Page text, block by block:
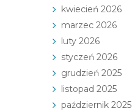
kwiecień 2026
marzec 2026
luty 2026
styczeń 2026
grudzień 2025
listopad 2025
październik 2025